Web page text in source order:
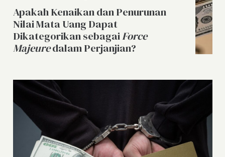
Apakah Kenaikan dan Penurunan
Nilai Mata Uang Dapat
Dikategorikan sebagaiForce
Majeuredalam Perjanjian?